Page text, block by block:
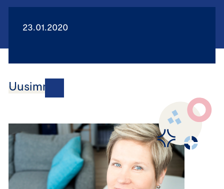
23.01.2020
Uusimmat